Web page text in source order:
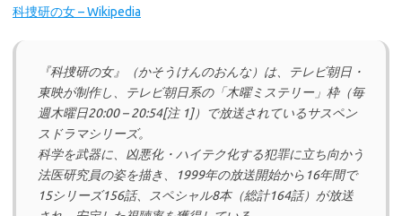
科捜研の女 – Wikipedia
『科捜研の女』（かそうけんのおんな）は、テレビ朝日・
東映が制作し、テレビ朝日系の「木曜ミステリー」枠（毎
週木曜日20:00 – 20:54[注 1]）で放送されているサスペン
スドラマシリーズ。
科学を武器に、凶悪化・ハイテク化する犯罪に立ち向かう
法医研究員の姿を描き、1999年の放送開始から16年間で
15シリーズ156話、スペシャル8本（総計164話）が放送